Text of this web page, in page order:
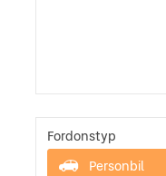
Fordonstyp
Personbil